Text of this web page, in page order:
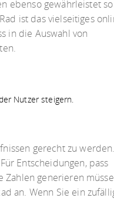
ebenso gewährleistet so
ist das vielseitiges
in die Auswahl von
Nutzer steigern.
gerecht zu werden.
Entscheidungen, pass
Zahlen generieren
an. Wenn Sie ein